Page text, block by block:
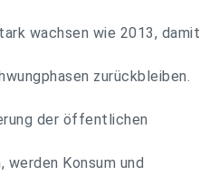
wachsen wie 2013, damit
zurückbleiben.
der öffentlichen
werden Konsum und